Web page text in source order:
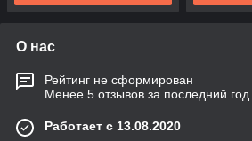
О нас
Рейтинг не сформирован
Менее 5 отзывов за последний год
Работает с 13.08.2020